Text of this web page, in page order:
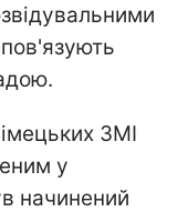
ЗМІ
у
начинений